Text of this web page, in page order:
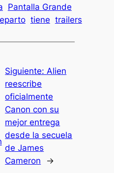
Pantalla Grande
tiene trailers
Siguiente: Alien
reescribe
oficialmente
Canon con su
mejor entrega
desde la secuela
de James
Cameron
→